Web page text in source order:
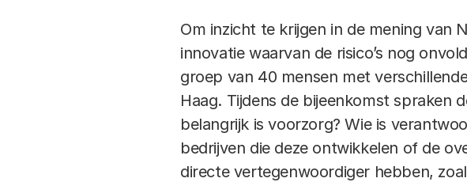
Om inzicht te krijgen in de mening van
innovatie waarvan de risico’s nog
groep van 40 mensen met
Haag. Tijdens de bijeenkomst spraken
belangrijk is voorzorg? Wie is
bedrijven die deze ontwikkelen of de
directe vertegenwoordiger hebben,